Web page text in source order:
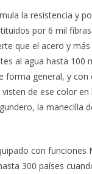
la resistencia y
por 6 mil
que el acero y
al agua hasta 100
forma general, y con
de ese color
la manecilla
con funciones
300 países